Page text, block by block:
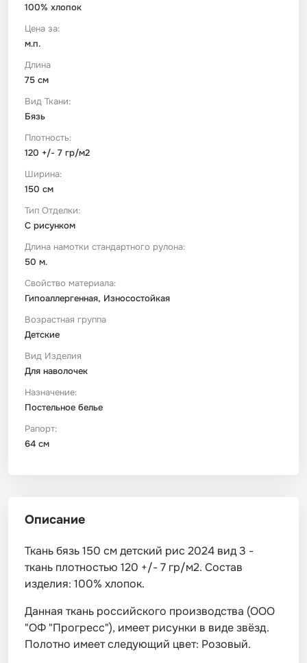
100% хлопок
Цена за:
м.п.
Длина
75 см
Вид Ткани:
Бязь
Плотность:
120 +/- 7 гр/м2
Ширина:
150 см
Тип Отделки:
С рисунком
Длина намотки стандартного рулона:
50 м.
Свойство материала:
Гипоаллергенная, Износостойкая
Возрастная группа
Детские
Вид Изделия
Для наволочек
Назначение:
Постельное белье
Рапорт:
64 см
Описание
Ткань бязь 150 см детский рис 2024 вид 3 -
ткань плотностью 120 +/- 7 гр/м2. Состав
изделия: 100% хлопок.
Данная ткань российского производства (ООО
"ОФ "Прогресс"), имеет рисунки в виде звёзд.
Полотно имеет следующий цвет: Розовый.
Штапель